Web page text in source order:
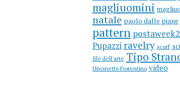
magliuomini
natale paolo dalle piane
pattern
Pupazziravelry scarf
filo dell'arte Tipo
Uncinetto Fiorentino video